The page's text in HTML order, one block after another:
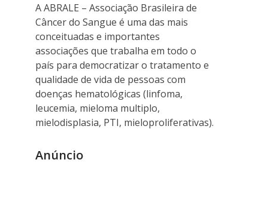
A ABRALE – Associação Brasileira de
Câncer do Sangue é uma das mais
conceituadas e importantes
associações que trabalha em todo o
país para democratizar o tratamento e
qualidade de vida de pessoas com
doenças hematológicas (linfoma,
leucemia, mieloma multiplo,
mielodisplasia, PTI, mieloproliferativas).
Anúncio